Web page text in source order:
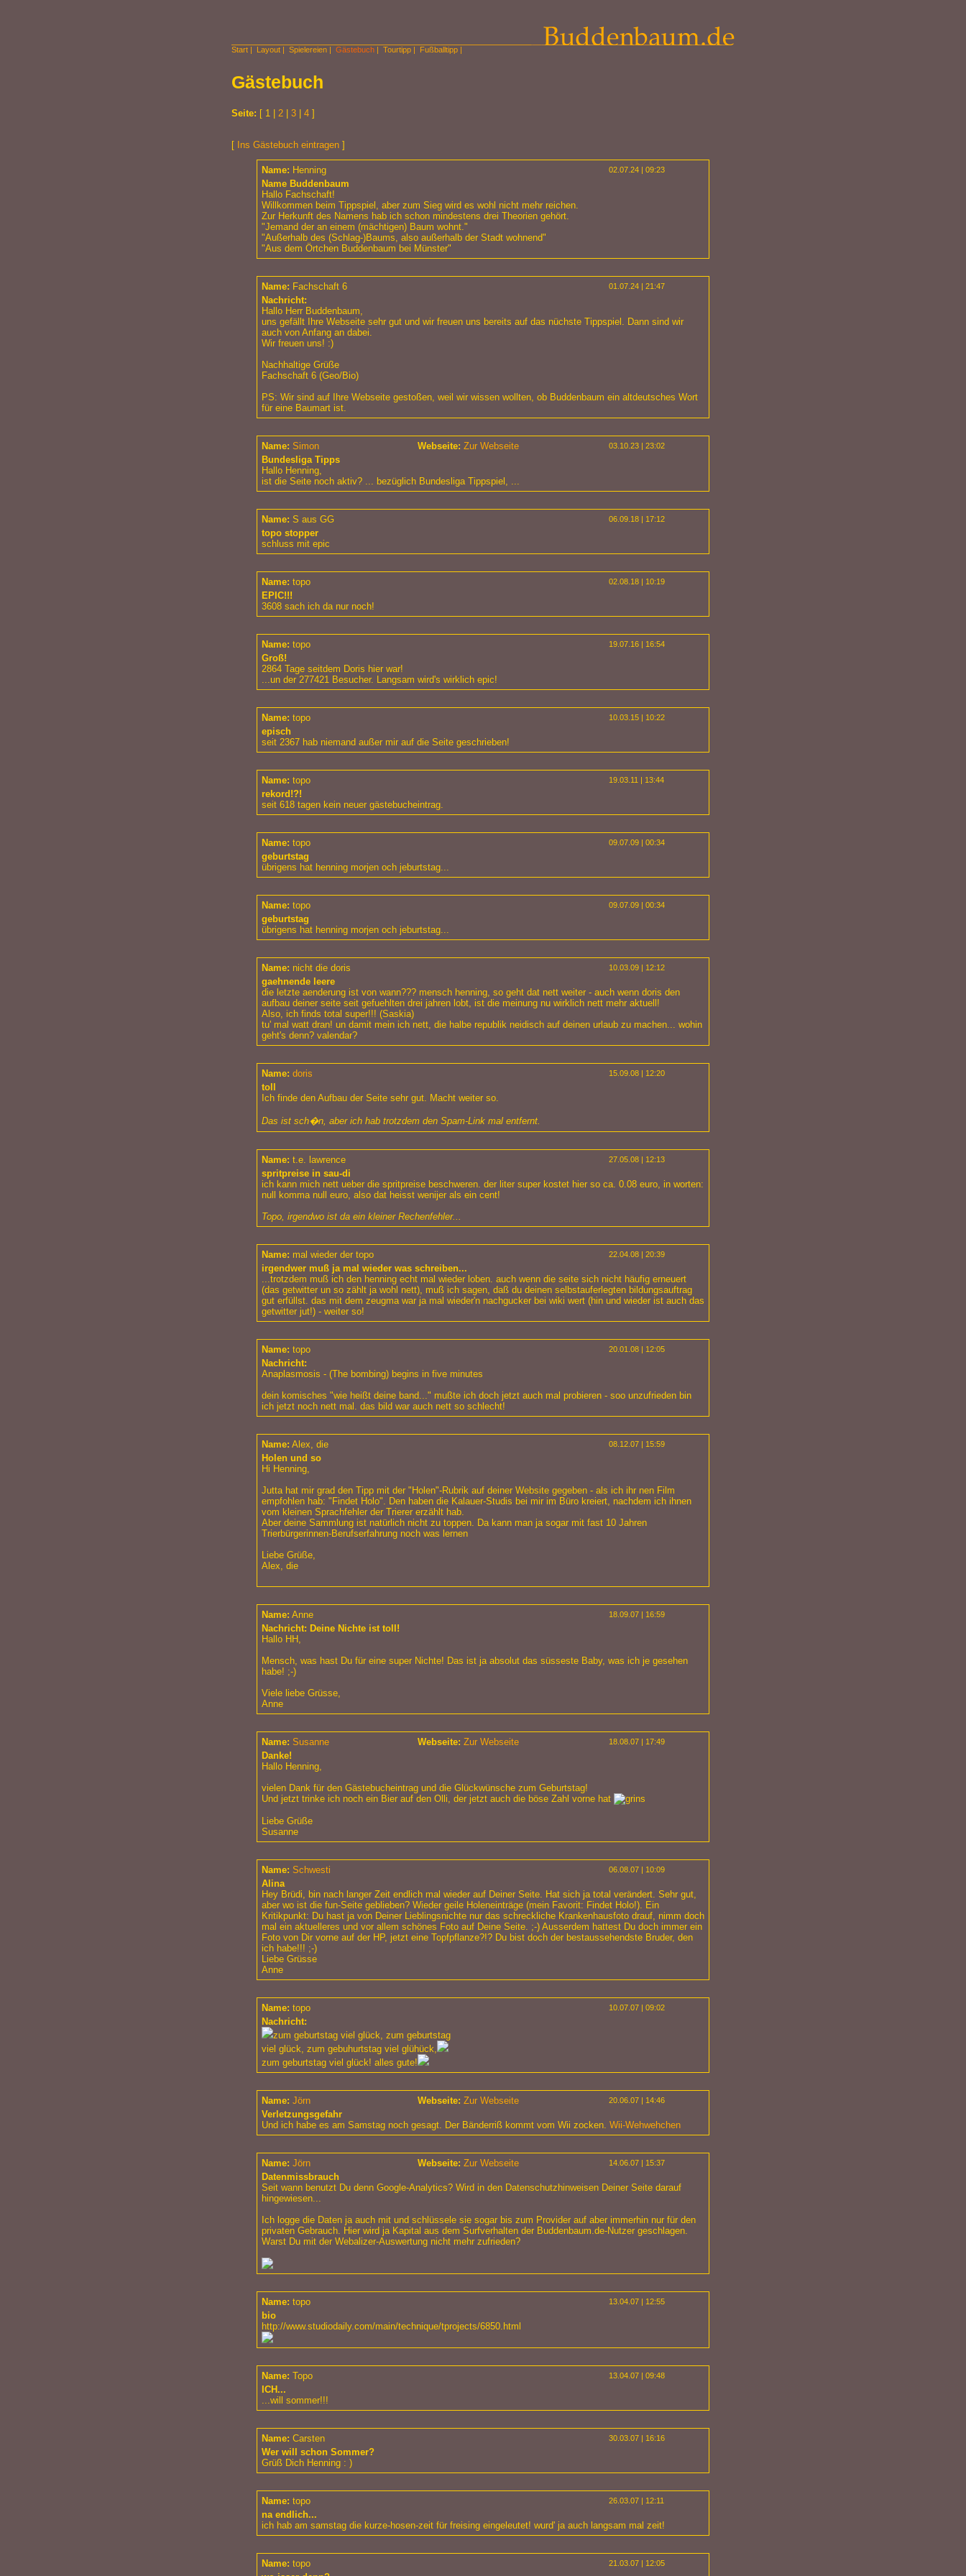
Start Layout Spielereien Gästebuch Tourtipp Fußballtipp
Gästebuch
Seite: [ 1 | 2 3 4 ]
[ Ins Gästebuch eintragen ]
Name: Henning 02.07.24 | 09:23
Name Buddenbaum
Hallo Fachschaft!
Willkommen beim Tippspiel, aber zum Sieg wird es wohl nicht mehr reichen.
Zur Herkunft des Namens hab ich schon mindestens drei Theorien gehört.
"Jemand der an einem (mächtigen) Baum wohnt."
"Außerhalb des (Schlag-)Baums, also außerhalb der Stadt wohnend"
"Aus dem Örtchen Buddenbaum bei Münster"
Name: Fachschaft 6 01.07.24 | 21:47
Nachricht:
Hallo Herr Buddenbaum,
uns gefällt Ihre Webseite sehr gut und wir freuen uns bereits auf das nüchste Tippspiel. Dann sind wir
auch von Anfang an dabei.
Wir freuen uns! :)
Nachhaltige Grüße
Fachschaft 6 (Geo/Bio)
PS: Wir sind auf Ihre Webseite gestoßen, weil wir wissen wollten, ob Buddenbaum ein altdeutsches Wort
für eine Baumart ist.
Name: Simon Webseite: Zur Webseite 03.10.23 | 23:02
Bundesliga Tipps
Hallo Henning,
ist die Seite noch aktiv? ... bezüglich Bundesliga Tippspiel, ...
Name: S aus GG 06.09.18 | 17:12
topo stopper
schluss mit epic
Name: topo 02.08.18 | 10:19
EPIC!!!
3608 sach ich da nur noch!
Name: topo 19.07.16 | 16:54
Groß!
2864 Tage seitdem Doris hier war!
...un der 277421 Besucher. Langsam wird's wirklich epic!
Name: topo 10.03.15 | 10:22
episch
seit 2367 hab niemand außer mir auf die Seite geschrieben!
Name: topo 19.03.11 | 13:44
rekord!?!
seit 618 tagen kein neuer gästebucheintrag.
Name: topo 09.07.09 | 00:34
geburtstag
übrigens hat henning morjen och jeburtstag...
Name: topo 09.07.09 | 00:34
geburtstag
übrigens hat henning morjen och jeburtstag...
Name: nicht die doris 10.03.09 | 12:12
gaehnende leere
die letzte aenderung ist von wann??? mensch henning, so geht dat nett weiter - auch wenn doris den
aufbau deiner seite seit gefuehlten drei jahren lobt, ist die meinung nu wirklich nett mehr aktuell!
Also, ich finds total super!!! (Saskia)
tu' mal watt dran! un damit mein ich nett, die halbe republik neidisch auf deinen urlaub zu machen... wohin
geht's denn? valendar?
Name: doris 15.09.08 | 12:20
toll
Ich finde den Aufbau der Seite sehr gut. Macht weiter so.
Das ist sch�n, aber ich hab trotzdem den Spam-Link mal entfernt.
Name: t.e. lawrence 27.05.08 | 12:13
spritpreise in sau-di
ich kann mich nett ueber die spritpreise beschweren. der liter super kostet hier so ca. 0.08 euro, in worten:
null komma null euro, also dat heisst wenijer als ein cent!
Topo, irgendwo ist da ein kleiner Rechenfehler...
Name: mal wieder der topo 22.04.08 | 20:39
irgendwer muß ja mal wieder was schreiben...
...trotzdem muß ich den henning echt mal wieder loben. auch wenn die seite sich nicht häufig erneuert
(das getwitter un so zählt ja wohl nett), muß ich sagen, daß du deinen selbstauferlegten bildungsauftrag
gut erfüllst. das mit dem zeugma war ja mal wieder'n nachgucker bei wiki wert (hin und wieder ist auch das
getwitter jut!) - weiter so!
Name: topo 20.01.08 | 12:05
Nachricht:
Anaplasmosis - (The bombing) begins in five minutes
dein komisches "wie heißt deine band..." mußte ich doch jetzt auch mal probieren - soo unzufrieden bin
ich jetzt noch nett mal. das bild war auch nett so schlecht!
Name: Alex, die 08.12.07 | 15:59
Holen und so
Hi Henning,
Jutta hat mir grad den Tipp mit der "Holen"-Rubrik auf deiner Website gegeben - als ich ihr nen Film
empfohlen hab: "Findet Holo". Den haben die Kalauer-Studis bei mir im Büro kreiert, nachdem ich ihnen
vom kleinen Sprachfehler der Trierer erzählt hab.
Aber deine Sammlung ist natürlich nicht zu toppen. Da kann man ja sogar mit fast 10 Jahren
Trierbürgerinnen-Berufserfahrung noch was lernen
Liebe Grüße,
Alex, die
Name: Anne 18.09.07 | 16:59
Nachricht: Deine Nichte ist toll!
Hallo HH,
Mensch, was hast Du für eine super Nichte! Das ist ja absolut das süsseste Baby, was ich je gesehen
habe! ;-)
Viele liebe Grüsse,
Anne
Name: Susanne Webseite: Zur Webseite 18.08.07 | 17:49
Danke!
Hallo Henning,
vielen Dank für den Gästebucheintrag und die Glückwünsche zum Geburtstag!
Und jetzt trinke ich noch ein Bier auf den Olli, der jetzt auch die böse Zahl vorne hat
Liebe Grüße
Susanne
Name: Schwesti 06.08.07 | 10:09
Alina
Hey Brüdi, bin nach langer Zeit endlich mal wieder auf Deiner Seite. Hat sich ja total verändert. Sehr gut,
aber wo ist die fun-Seite geblieben? Wieder geile Holeneinträge (mein Favorit: Findet Holo!). Ein
Kritikpunkt: Du hast ja von Deiner Lieblingsnichte nur das schreckliche Krankenhausfoto drauf, nimm doch
mal ein aktuelleres und vor allem schönes Foto auf Deine Seite. ;-) Ausserdem hattest Du doch immer ein
Foto von Dir vorne auf der HP, jetzt eine Topfpflanze?!? Du bist doch der bestaussehendste Bruder, den
ich habe!!! ;-)
Liebe Grüsse
Anne
Name: topo 10.07.07 | 09:02
Nachricht:
zum geburtstag viel glück, zum geburtstag
viel glück, zum gebuhurtstag viel glühück,
zum geburtstag viel glück! alles gute!
Name: Jörn Webseite: Zur Webseite 20.06.07 | 14:46
Verletzungsgefahr
Und ich habe es am Samstag noch gesagt. Der Bänderriß kommt vom Wii zocken. Wii-Wehwehchen
Name: Jörn Webseite: Zur Webseite 14.06.07 | 15:37
Datenmissbrauch
Seit wann benutzt Du denn Google-Analytics? Wird in den Datenschutzhinweisen Deiner Seite darauf
hingewiesen...
Ich logge die Daten ja auch mit und schlüssele sie sogar bis zum Provider auf aber immerhin nur für den
privaten Gebrauch. Hier wird ja Kapital aus dem Surfverhalten der Buddenbaum.de-Nutzer geschlagen.
Warst Du mit der Webalizer-Auswertung nicht mehr zufrieden?
Name: topo 13.04.07 | 12:55
bio
http://www.studiodaily.com/main/technique/tprojects/6850.html
Name: Topo 13.04.07 | 09:48
ICH...
...will sommer!!!
Name: Carsten 30.03.07 | 16:16
Wer will schon Sommer?
Grüß Dich Henning : )
Name: topo 26.03.07 | 12:11
na endlich...
ich hab am samstag die kurze-hosen-zeit für freising eingeleutet! wurd' ja auch langsam mal zeit!
Name: topo 21.03.07 | 12:05